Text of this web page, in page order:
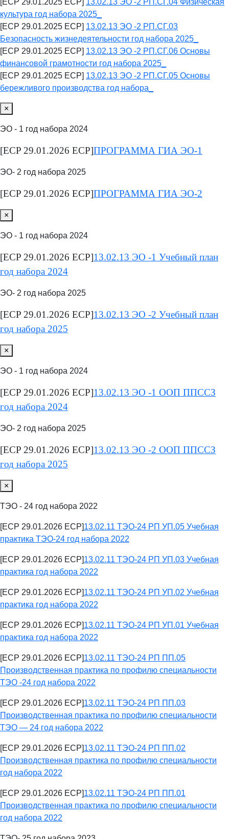
культура год набора 2025_
[ECP 29.01.2025 ECP] 13.02.13 ЭО -2 РП.СГ.03
Безопасность жизнедеятельности год набора 2025_
[ECP 29.01.2025 ECP] 13.02.13 ЭО -2 РП.СГ.06 Основы
финансовой грамотности год набора 2025_
[ECP 29.01.2025 ECP] 13.02.13 ЭО -2 РП.СГ.05 Основы
бережливого производства год набора_
×
ЭО - 1 год набора 2024
[ECP 29.01.2026 ECP]ПРОГРАММА ГИА ЭО-1
ЭО- 2 год набора 2025
[ECP 29.01.2026 ECP]ПРОГРАММА ГИА ЭО-2
×
ЭО - 1 год набора 2024
[ECP 29.01.2026 ECP]13.02.13 ЭО -1 Учебный план
год набора 2024
ЭО- 2 год набора 2025
[ECP 29.01.2026 ECP]13.02.13 ЭО -2 Учебный план
год набора 2025
×
ЭО - 1 год набора 2024
[ECP 29.01.2026 ECP]13.02.13 ЭО -1 ООП ППССЗ
год набора 2024
ЭО- 2 год набора 2025
[ECP 29.01.2026 ECP]13.02.13 ЭО -2 ООП ППССЗ
год набора 2025
×
ТЭО - 24 год набора 2022
[ECP 29.01.2026 ECP]13.02.11 ТЭО-24 РП УП.05 Учебная
практика ТЭО-24 год набора 2022
[ECP 29.01.2026 ECP]13.02.11 ТЭО-24 РП УП.03 Учебная
практика год набора 2022
[ECP 29.01.2026 ECP]13.02.11 ТЭО-24 РП УП.02 Учебная
практика год набора 2022
[ECP 29.01.2026 ECP]13.02.11 ТЭО-24 РП УП.01 Учебная
практика год набора 2022
[ECP 29.01.2026 ECP]13.02.11 ТЭО-24 РП ПП.05
Производственная практика по профилю специальности
ТЭО -24 год набора 2022
[ECP 29.01.2026 ECP]13.02.11 ТЭО-24 РП ПП.03
Производственная практика по профилю специальности
ТЭО — 24 год набора 2022
[ECP 29.01.2026 ECP]13.02.11 ТЭО-24 РП ПП.02
Производственная практика по профилю специальности
год набора 2022
[ECP 29.01.2026 ECP]13.02.11 ТЭО-24 РП ПП.01
Производственная практика по профилю специальности
год набора 2022